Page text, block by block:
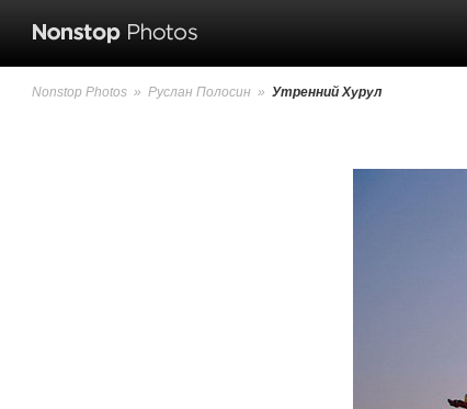
Nonstop Photos » Руслан Полосин » Утренний Хурул